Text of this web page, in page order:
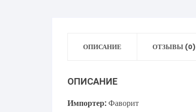
ОПИСАНИЕ ОТЗЫВЫ (0)
ОПИСАНИЕ
Импортер:Фаворит